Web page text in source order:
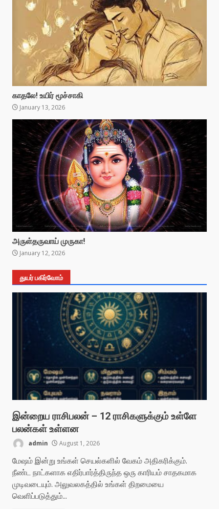
காதலே! உயிர் மூச்சாகி
January 13, 2026
அருள்தருவாய் முருகா!
January 12, 2026
துயர் பகிர்வோம்
இன்றைய ராசிபலன் – 12 ராசிகளுக்கும் உள்ளே
பலன்கள் உள்ளன
admin August 1, 2026
மேஷம் இன்று உங்கள் செயல்களில் வேகம் அதிகரிக்கும்.
நீண்ட நாட்களாக எதிர்பார்த்திருந்த ஒரு காரியம் சாதகமாக
முடிவடையும். அலுவலகத்தில் உங்கள் திறமையை
வெளிப்படுத்தும்...